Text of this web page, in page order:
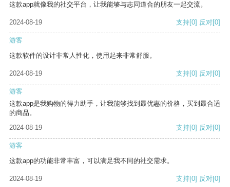
这款app就像我的社交平台，让我能够与志同道合的朋友一起交流。
2024-08-19 支持[0] 反对[0]
游客
这款软件的设计非常人性化，使用起来非常舒服。
2024-08-19 支持[0] 反对[0]
游客
这款app是我购物的得力助手，让我能够找到最优惠的价格，买到最合适
的商品。
2024-08-19
支持[0] 反对[0]
游客
这款app的功能非常丰富，可以满足我不同的社交需求。
2024-08-19 支持[0] 反对[0]